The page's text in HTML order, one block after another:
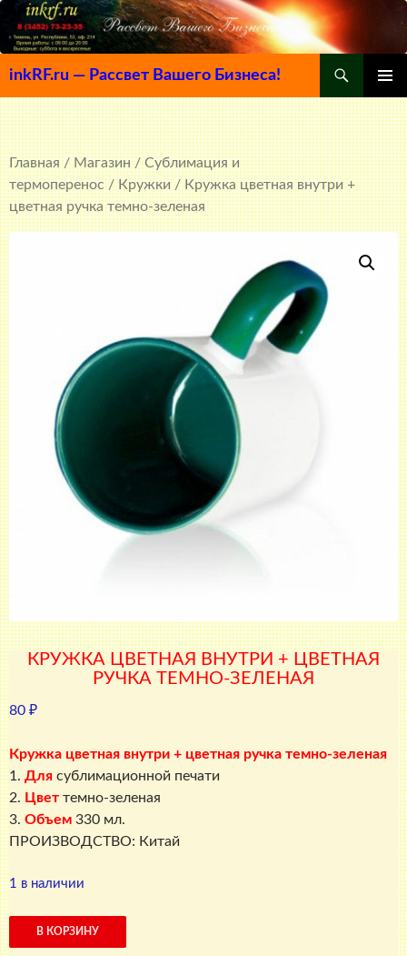
inkRF.ru — Рассвет Вашего Бизнеса!
МЕНЮ
К
СОДЕРЖИМОМУ
Главная/Магазин/Сублимация и
термоперенос/Кружки/ Кружка цветная внутри +
цветная ручка темно-зеленая
КРУЖКА ЦВЕТНАЯ ВНУТРИ + ЦВЕТНАЯ
РУЧКА ТЕМНО-ЗЕЛЕНАЯ
80 ₽
Кружка цветная внутри + цветная ручка темно-зеленая
1. Для сублимационной печати
2. Цвет темно-зеленая
3. Объем 330 мл.
ПРОИЗВОДСТВО: Китай
1 в наличии
Количество
товара
В КОРЗИНУ